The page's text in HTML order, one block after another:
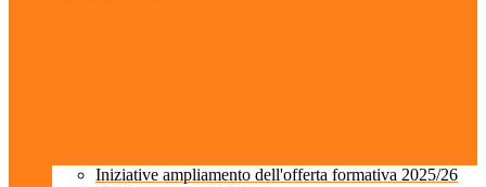
Iniziative ampliamento dell'offerta formativa 2025/26